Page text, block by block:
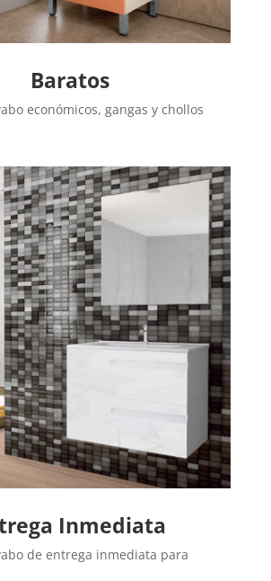
Baratos
económicos, gangas y chollos
Inmediata
de entrega inmediata para